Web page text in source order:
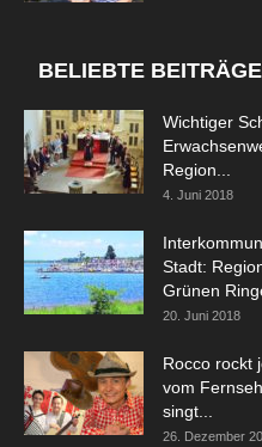
BELIEBTE BEITRÄGE
Wichtiger
Region...
4. Juni 2018
Stadt:
Grünen
20. Juni 2018
Rocco rockt
vom
singt...
26. Dezember